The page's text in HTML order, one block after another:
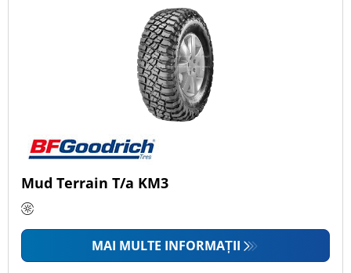
Mud Terrain T/a KM3
MAI MULTE INFORMAȚII